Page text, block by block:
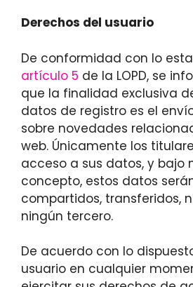
Derechos del usuario
De conformidad con lo
artículo 5 de la LOPD, se
que la finalidad exclusiva
datos de registro es el
sobre novedades
web. Únicamente los
acceso a sus datos, y bajo
concepto, estos datos
compartidos, transferidos,
ningún tercero.
De acuerdo con lo
usuario en cualquier